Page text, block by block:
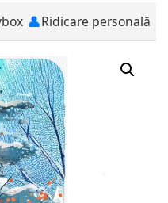
👤Ridicare personală